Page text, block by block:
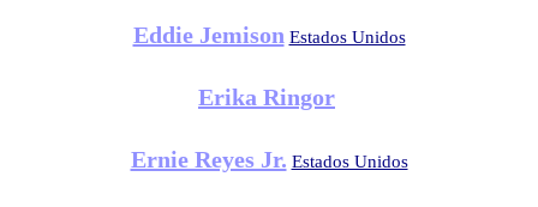
Eddie Jemison Estados Unidos
Erika Ringor
Ernie Reyes Jr. Estados Unidos